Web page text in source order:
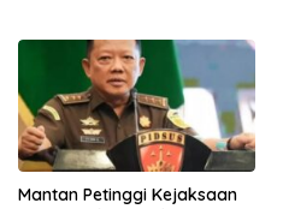
Mantan Petinggi Kejaksaan